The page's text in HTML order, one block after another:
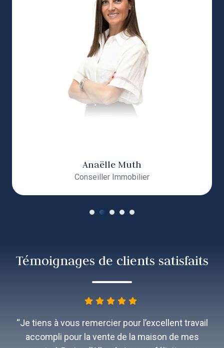
Anaëlle Muth
Conseiller Immobilier
Témoignages de clients satisfaits
de mes
“Merci à Thibault de l’agence
Waterloo pour le professionnalisme